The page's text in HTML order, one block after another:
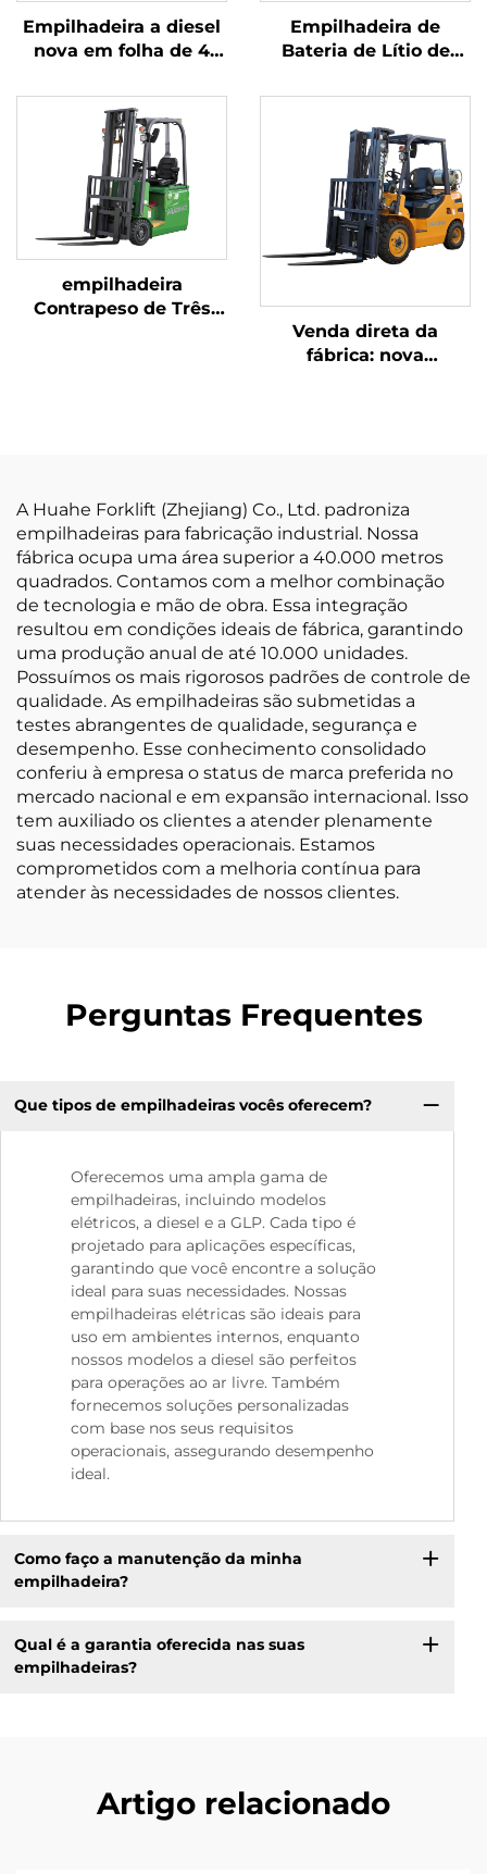
Empilhadeira a diesel
nova em folha de 4
japonês ISUZU de alta
qualidade
Empilhadeira de
Bateria de Lítio de
Equilíbrio, com
Tonelada, Fabricada na
China, com Preço
Justo
empilhadeira
Contrapeso de Três
Venda direta da
fábrica: nova
A Huahe Forklift (Zhejiang) Co., Ltd. padroniza
empilhadeiras para fabricação industrial. Nossa
fábrica ocupa uma área superior a 40.000 metros
quadrados. Contamos com a melhor combinação
de tecnologia e mão de obra. Essa integração
resultou em condições ideais de fábrica, garantindo
uma produção anual de até 10.000 unidades.
Possuímos os mais rigorosos padrões de controle de
qualidade. As empilhadeiras são submetidas a
testes abrangentes de qualidade, segurança e
desempenho. Esse conhecimento consolidado
conferiu à empresa o status de marca preferida no
mercado nacional e em expansão internacional. Isso
tem auxiliado os clientes a atender plenamente
suas necessidades operacionais. Estamos
comprometidos com a melhoria contínua para
atender às necessidades de nossos clientes.
Perguntas Frequentes
Que tipos de empilhadeiras vocês oferecem?
Oferecemos uma ampla gama de
empilhadeiras, incluindo modelos
elétricos, a diesel e a GLP. Cada tipo é
projetado para aplicações específicas,
garantindo que você encontre a solução
ideal para suas necessidades. Nossas
empilhadeiras elétricas são ideais para
uso em ambientes internos, enquanto
nossos modelos a diesel são perfeitos
para operações ao ar livre. Também
fornecemos soluções personalizadas
com base nos seus requisitos
operacionais, assegurando desempenho
ideal.
Como faço a manutenção da minha
empilhadeira?
Qual é a garantia oferecida nas suas
empilhadeiras?
Artigo relacionado